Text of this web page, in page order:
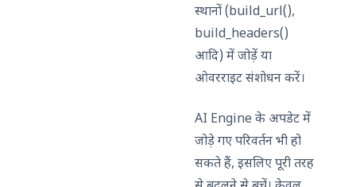
स्थानों (build_url(),
build_headers()
आदि) में जोड़ें या
ओवरराइट संशोधन करें।
AI Engine के अपडेट में
जोड़े गए परिवर्तन भी हो
सकते हैं, इसलिए पूरी तरह